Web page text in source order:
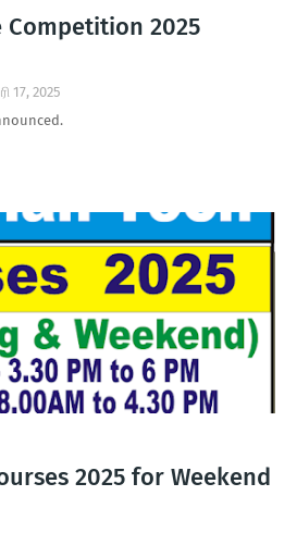
Competition 2025
17, 2025
2025 for Weekend